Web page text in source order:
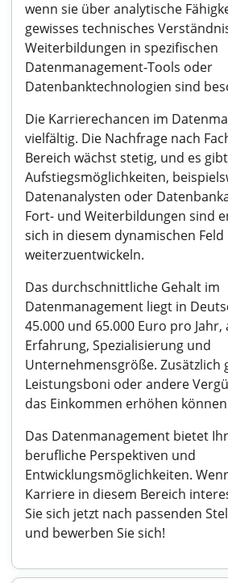
wenn sie über analytische
gewisses technisches
Weiterbildungen in spezifischen
Datenmanagement-Tools oder
Datenbanktechnologien sind
Die Karrierechancen im
vielfältig. Die Nachfrage nach
Bereich wächst stetig, und es
Aufstiegsmöglichkeiten,
Datenanalysten oder
Fort- und Weiterbildungen sind
sich in diesem dynamischen Feld
weiterzuentwickeln.
Das durchschnittliche Gehalt im
Datenmanagement liegt in
45.000 und 65.000 Euro pro
Erfahrung, Spezialisierung und
Unternehmensgröße. Zusätzlich
Leistungsboni oder andere
das Einkommen erhöhen
Das Datenmanagement bietet
berufliche Perspektiven und
Entwicklungsmöglichkeiten.
Karriere in diesem Bereich
Sie sich jetzt nach passenden
und bewerben Sie sich!